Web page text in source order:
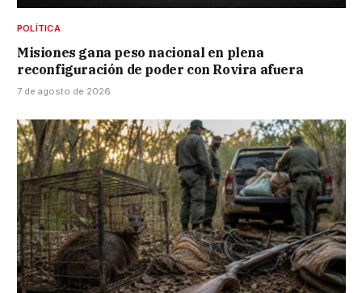
POLÍTICA
Misiones gana peso nacional en plena
reconfiguración de poder con Rovira afuera
7 de agosto de 2026